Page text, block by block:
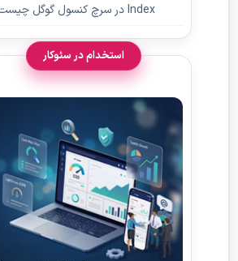
Index در سرچ کنسول گوگل چیست؟
استخدام در سئوکار